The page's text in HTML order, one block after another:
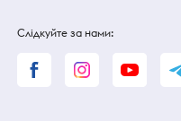
Слідкуйте за нами: